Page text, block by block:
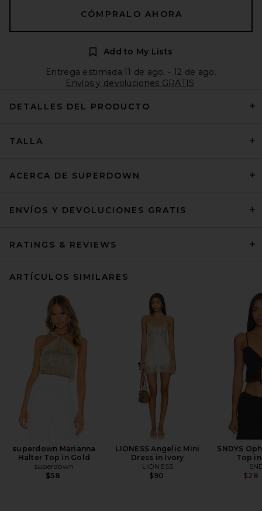
CÓMPRALO AHORA
Add to My Lists
Entrega estimada:11 de ago. - 12 de ago.
Envíos y devoluciones GRATIS
DETALLES DEL PRODUCTO
TALLA
ACERCA DE SUPERDOWN
ENVÍOS Y DEVOLUCIONES GRATIS
RATINGS & REVIEWS
ARTÍCULOS SIMILARES
superdown Marianna
Halter Top in Gold
superdown
$58
LIONESS Angelic Mini
Dress in Ivory
LIONESS
$90
SNDYS
Top
$28